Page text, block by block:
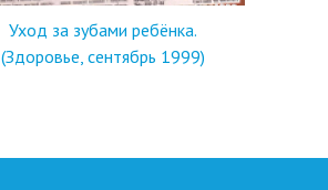
Уход за зубами ребёнка.
(Здоровье, сентябрь 1999)